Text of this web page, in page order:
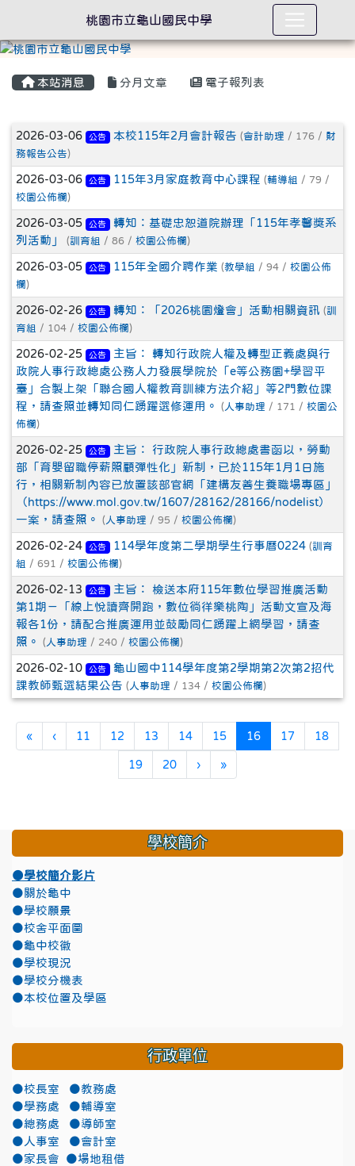
本站消息 分月文章 電子報列表
文章列表
2026-03-06 公告 本校115年2月會計報告 (會計助理 / 176 / 財
務報告公告)
2026-03-06 公告 115年3月家庭教育中心課程 (輔導組 / 79 /
校園公佈欄 )
2026-03-05 公告
轉知：基礎忠恕道院辦理「115年孝馨獎系
列活動」
(訓育組 / 86 / 校園公佈欄 )
2026-03-05 公告 115年全國介聘作業 (教學組 / 94 / 校園公佈
欄 )
2026-02-26 公告 轉知：「2026桃園燈會」活動相關資訊 (訓
育組 / 104 / 校園公佈欄 )
2026-02-25 公告
主旨： 轉知行政院人權及轉型正義處與行
政院人事行政總處公務人力發展學院於「e等公務園+學習平
臺」合製上架「聯合國人權教育訓練方法介紹」等2門數位課
程，請查照並轉知同仁踴躍選修運用。
( 人事助理 / 171 / 校園公
佈欄 )
2026-02-25 公告
主旨： 行政院人事行政總處書函以，勞動
部「育嬰留職停薪照顧彈性化」新制，已於115年1月1日施
行，相關新制內容已放置該部官網「建構友善生養職場專區」
（https://www.mol.gov.tw/1607/28162/28166/nodelist）
一案，請查照。
( 人事助理 / 95 / 校園公佈欄 )
2026-02-24 公告 114學年度第二學期學生行事曆0224 (訓育
組 / 691 / 校園公佈欄 )
2026-02-13 公告
主旨： 檢送本府115年數位學習推廣活動
第1期－「線上悅讀齊開跑，數位徜徉樂桃陶」活動文宣及海
報各1份，請配合推廣運用並鼓勵同仁踴躍上網學習，請查
照。
( 人事助理 / 240 / 校園公佈欄 )
2026-02-10 公告
龜山國中114學年度第2學期第2次第2招代
課教師甄選結果公告 ( 人事助理 / 134 / 校園公佈欄 )
«第一頁
‹上一頁
11 12 13 14 15 16(目前頁次)
17 18
19 20 ›下一頁
»最後頁
學校簡介
●學校簡介影片
●關於龜中
●學校願景
●校舍平面圖
●龜中校徽
●學校現況
●學校分機表
●本校位置及學區
行政單位
●校長室
●教務處
●學務處
●輔導室
●總務處
●導師室
●人事室
●會計室
●家長會
●場地租借
桃園市立龜山國民中學